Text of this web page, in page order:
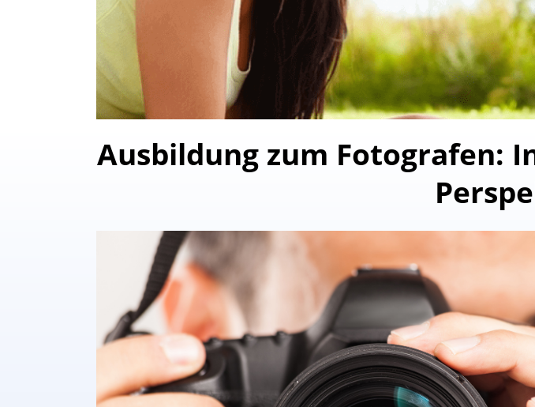
Ausbildung zum Fotografen: